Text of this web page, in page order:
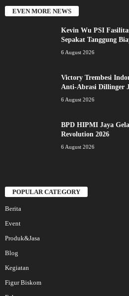
EVEN MORE NEWS
Kevin Wu PSI
Sepakat Tanggung
6 August 2026
Victory Trembesi
Anti-Abrasi Dillinger
6 August 2026
BPD HIPMI Jaya
Revolution 2026
6 August 2026
POPULAR CATEGORY
Berita
Event
Produk&Jasa
Blog
Kegiatan
Figur Biskom